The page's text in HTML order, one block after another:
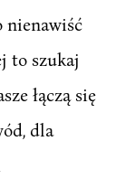
nienawiść
to szukaj
łączą się
dla